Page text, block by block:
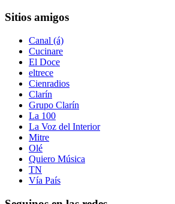
Sitios amigos
Canal (á)
Cucinare
El Doce
eltrece
Cienradios
Clarín
Grupo Clarín
La 100
La Voz del Interior
Mitre
Olé
Quiero Música
TN
Vía País